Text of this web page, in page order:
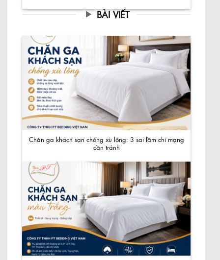
BÀI VIẾT
Chăn ga khách sạn chống xù lông: 3 sai lầm chí mạng
cần tránh